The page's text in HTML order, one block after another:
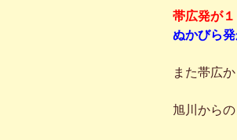
帯広発が
ぬかびら
また帯広
旭川から